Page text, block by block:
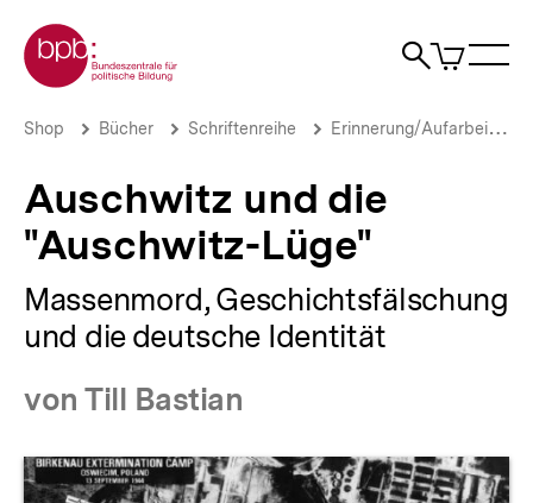
zum
Seiteninhalt
springen
Zur Startseite der bpb
Suche
Artikel
im
Auschwitz
"Auschwitz-
Lüge"
bpb.de
Brotkrümelnavigation
Pfadnavigation
Shop Bücher Schriftenreihe Erinnerung/Aufarbeitung
Auschwitz und die
"Auschwitz-Lüge"
Massenmord, Geschichtsfälschung
und die deutsche Identität
von Till Bastian
Produktvorschau